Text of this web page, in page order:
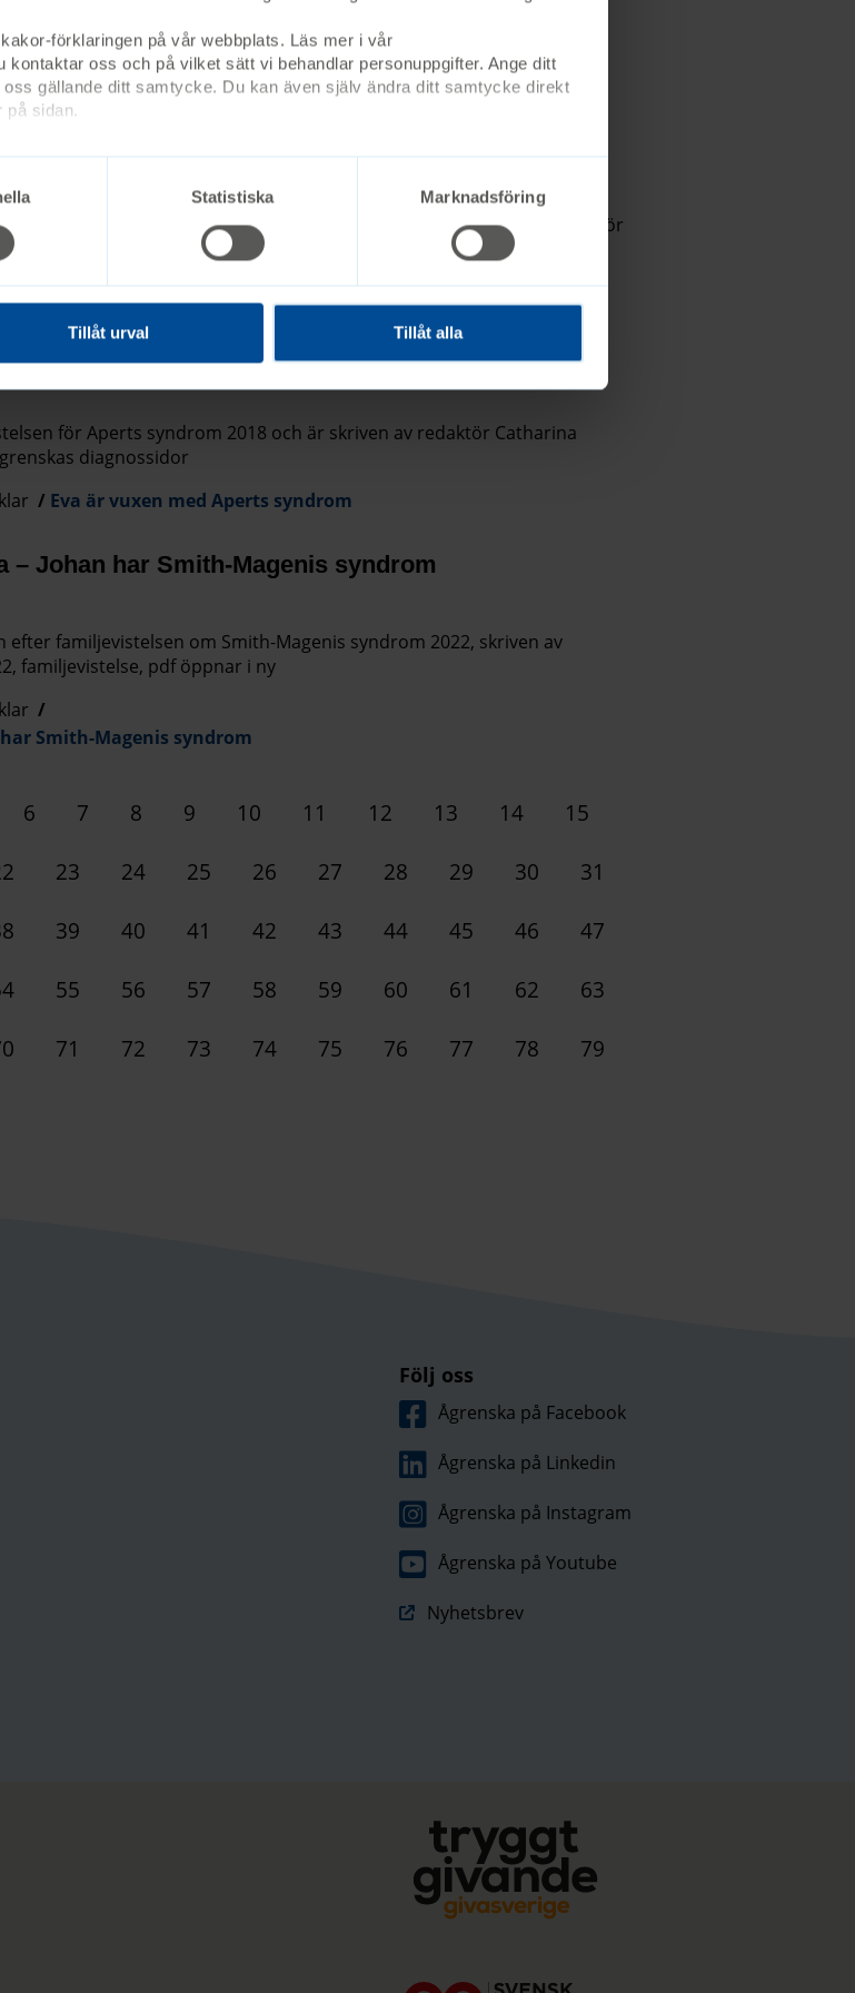
förklaringen på vår webbplats. Läs mer i vår
kontaktar oss och på vilket sätt vi behandlar personuppgifter. Ange ditt
gällande ditt samtycke. Du kan även själv ändra ditt samtycke direkt
på sidan.
Statistiska Marknadsföring
Tillåt urval Tillåt alla
Ågrenskas
och hopp
för Aperts och Crouzons syndrom 2024 och är skriven av redaktör
Ågrenskas
"Ebba gör mig till en bättre människa"
för Aperts syndrom 2018 och är skriven av redaktör Catharina
diagnossidor
Eva är vuxen med Aperts syndrom
Johan har Smith-Magenis syndrom
familjevistelsen om Smith-Magenis syndrom 2022, skriven av
familjevistelse, pdf öppnar i ny
Smith-Magenis syndrom
6 7 8 9 10 11 12 13 14
15
23 24 25 26 27 28 29 30
31
39 40 41 42 43 44 45 46
47
55 56 57 58 59 60 61 62
63
71 72 73 74 75 76 77 78
79
Följ oss
Ågrenska på Facebook
Ågrenska på Linkedin
Ågrenska på Instagram
Ågrenska på Youtube
Nyhetsbrev